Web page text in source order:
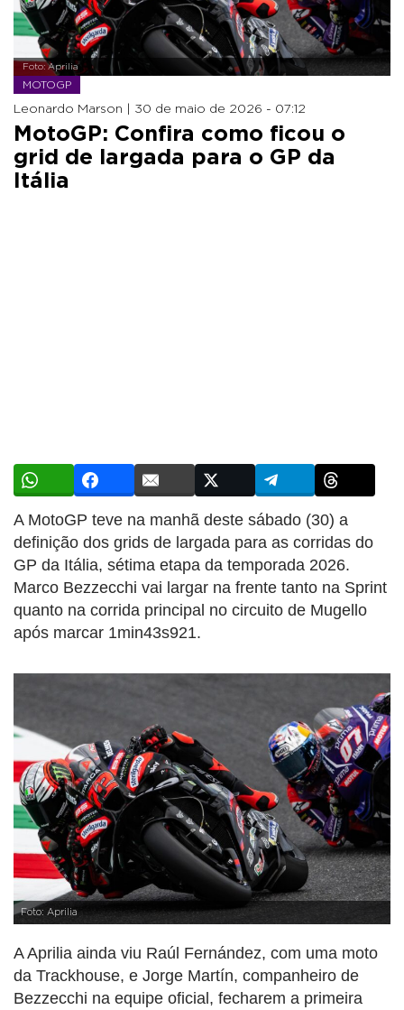
Foto: Aprilia
MOTOGP
Leonardo Marson | 30 de maio de 2026 - 07:12
MotoGP: Confira como ficou o
grid de largada para o GP da
Itália
A MotoGP teve na manhã deste sábado (30) a
definição dos grids de largada para as corridas do
GP da Itália, sétima etapa da temporada 2026.
Marco Bezzecchi vai largar na frente tanto na Sprint
quanto na corrida principal no circuito de Mugello
após marcar 1min43s921.
Foto: Aprilia
A Aprilia ainda viu Raúl Fernández, com uma moto
da Trackhouse, e Jorge Martín, companheiro de
Bezzecchi na equipe oficial, fecharem a primeira